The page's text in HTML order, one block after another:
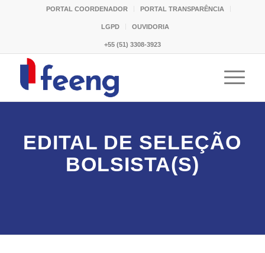
PORTAL COORDENADOR PORTAL TRANSPARÊNCIA
LGPD OUVIDORIA
+55 (51) 3308-3923
EDITAL DE SELEÇÃO
BOLSISTA(S)